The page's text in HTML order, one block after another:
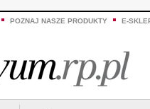
POZNAJ NASZE PRODUKTY E-